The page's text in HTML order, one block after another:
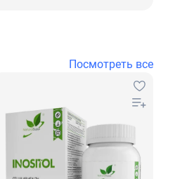
Посмотреть все